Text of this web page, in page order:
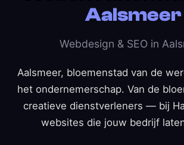
Aalsmeer
Webdesign & SEO in
Aalsmeer, bloemenstad van de
het ondernemerschap. Van de
creatieve dienstverleners — bij
websites die jouw bedrijf